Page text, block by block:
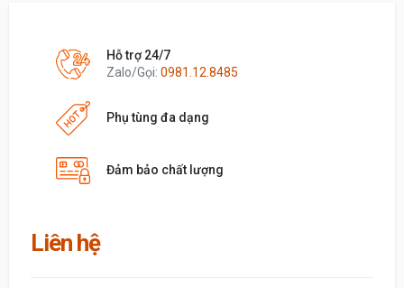
Hỗ trợ 24/7
Zalo/Gọi: 0981.12.8485
Phụ tùng đa dạng
Đảm bảo chất lượng
Liên hệ